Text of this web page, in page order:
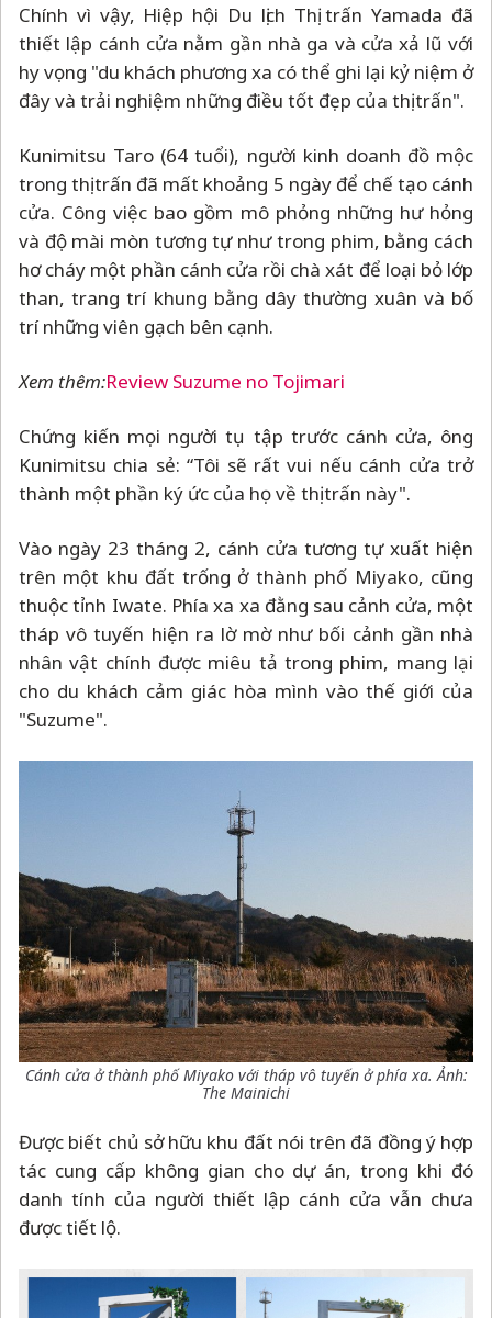
Chính vì vậy, Hiệp hội Du lịch Thị trấn Yamada đã
thiết lập cánh cửa nằm gần nhà ga và cửa xả lũ với
hy vọng "du khách phương xa có thể ghi lại kỷ niệm ở
đây và trải nghiệm những điều tốt đẹp của thị trấn".
Kunimitsu Taro (64 tuổi), người kinh doanh đồ mộc
trong thị trấn đã mất khoảng 5 ngày để chế tạo cánh
cửa. Công việc bao gồm mô phỏng những hư hỏng
và độ mài mòn tương tự như trong phim, bằng cách
hơ cháy một phần cánh cửa rồi chà xát để loại bỏ lớp
than, trang trí khung bằng dây thường xuân và bố
trí những viên gạch bên cạnh.
Xem thêm:Review Suzume no Tojimari
Chứng kiến mọi người tụ tập trước cánh cửa, ông
Kunimitsu chia sẻ: “Tôi sẽ rất vui nếu cánh cửa trở
thành một phần ký ức của họ về thị trấn này".
Vào ngày 23 tháng 2, cánh cửa tương tự xuất hiện
trên một khu đất trống ở thành phố Miyako, cũng
thuộc tỉnh Iwate. Phía xa xa đằng sau cảnh cửa, một
tháp vô tuyến hiện ra lờ mờ như bối cảnh gần nhà
nhân vật chính được miêu tả trong phim, mang lại
cho du khách cảm giác hòa mình vào thế giới của
"Suzume".
Cánh cửa ở thành phố Miyako với tháp vô tuyến ở phía xa. Ảnh:
The Mainichi
Được biết chủ sở hữu khu đất nói trên đã đồng ý hợp
tác cung cấp không gian cho dự án, trong khi đó
danh tính của người thiết lập cánh cửa vẫn chưa
được tiết lộ.